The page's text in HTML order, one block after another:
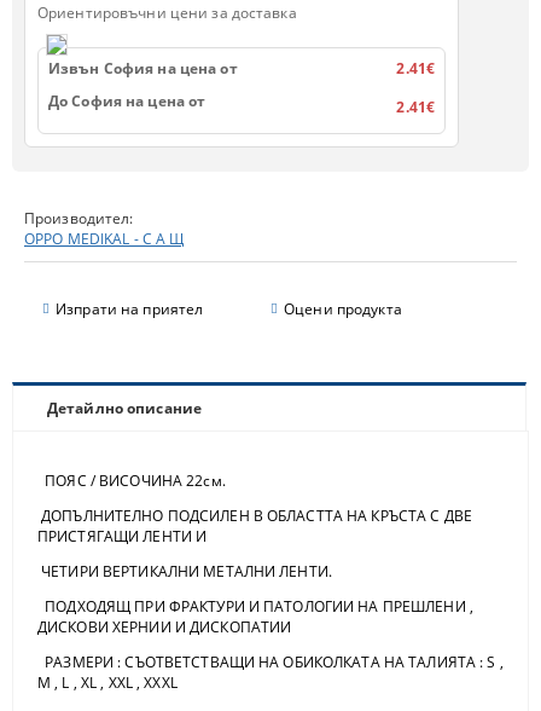
Производител:
OPPO MEDIKAL - С А Щ
Изпрати на приятел Оцени продукта
Ориентировъчни цени за доставка
Извън София на цена от
2.41€
До София на цена от
2.41€
Детайлно описание
ПОЯС / ВИСОЧИНА 22см.
ДОПЪЛНИТЕЛНО ПОДСИЛЕН В ОБЛАСТТА НА КРЪСТА С ДВЕ
ПРИСТЯГАЩИ ЛЕНТИ И
ЧЕТИРИ ВЕРТИКАЛНИ МЕТАЛНИ ЛЕНТИ.
ПОДХОДЯЩ ПРИ ФРАКТУРИ И ПАТОЛОГИИ НА ПРЕШЛЕНИ ,
ДИСКОВИ ХЕРНИИ И ДИСКОПАТИИ
РАЗМЕРИ : СЪОТВЕТСТВАЩИ НА ОБИКОЛКАТА НА ТАЛИЯТА : S ,
M , L , XL , XXL , XXXL